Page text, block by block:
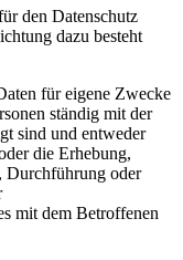
den Datenschutz
dazu besteht
für eigene Zwecke
ständig mit der
sind und entweder
die Erhebung,
Durchführung oder
mit dem Betroffenen